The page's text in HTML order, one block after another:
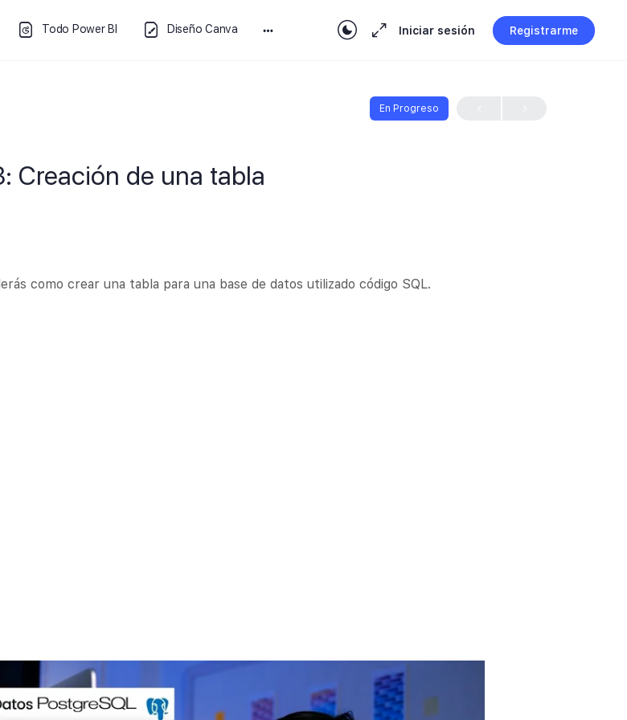
Todo Power BI Diseño Canva Iniciar sesión Registrarme
En Progreso
Creación de una tabla
como crear una tabla para una base de datos utilizado código SQL.